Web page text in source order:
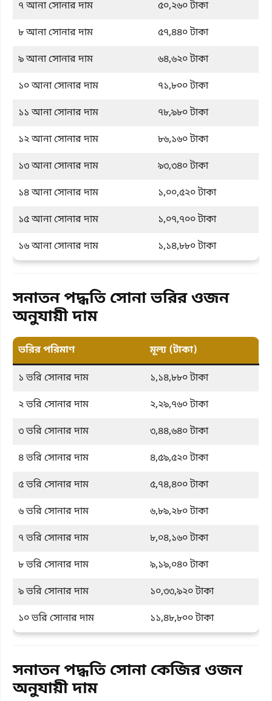
৭ আনা সোনার দাম
৫০,২৬০ টাকা
৮ আনা সোনার দাম
৫৭,৪৪০ টাকা
৯ আনা সোনার দাম
৬৪,৬২০ টাকা
১০ আনা সোনার দাম
৭১,৮০০ টাকা
১১ আনা সোনার দাম
৭৮,৯৮০ টাকা
১২ আনা সোনার দাম
৮৬,১৬০ টাকা
১৩ আনা সোনার দাম
৯৩,৩৪০ টাকা
১৪ আনা সোনার দাম
১,০০,৫২০ টাকা
১৫ আনা সোনার দাম
১,০৭,৭০০ টাকা
১৬ আনা সোনার দাম
১,১৪,৮৮০ টাকা
সনাতন পদ্ধতি সোনা ভরির ওজন
অনুযায়ী দাম
ভরির পরিমাণ মূল্য (টাকা)
১ ভরি সোনার দাম
১,১৪,৮৮০ টাকা
২ ভরি সোনার দাম
২,২৯,৭৬০ টাকা
৩ ভরি সোনার দাম
৩,৪৪,৬৪০ টাকা
৪ ভরি সোনার দাম
৪,৫৯,৫২০ টাকা
৫ ভরি সোনার দাম
৫,৭৪,৪০০ টাকা
৬ ভরি সোনার দাম
৬,৮৯,২৮০ টাকা
৭ ভরি সোনার দাম
৮,০৪,১৬০ টাকা
৮ ভরি সোনার দাম
৯,১৯,০৪০ টাকা
৯ ভরি সোনার দাম
১০,৩৩,৯২০ টাকা
১০ ভরি সোনার দাম
১১,৪৮,৮০০ টাকা
সনাতন পদ্ধতি সোনা কেজির ওজন
অনুযায়ী দাম